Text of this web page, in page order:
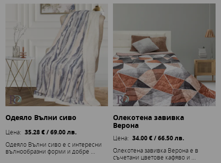
Одеяло Вълни сиво
Цена: 35.28 € / 69.00 лв.
Одеяло Вълни сиво е с интересни
вълнообразни форми и добре ...
Олекотена завивка
Верона
Цена: 34.00 € / 66.50 лв.
Олекотена завивка Верона е в
съчетани цветове кафяво и ...